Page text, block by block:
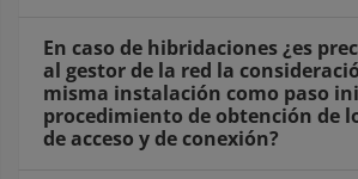
En caso de hibridaciones ¿es
al gestor de la red la
misma instalación como paso
procedimiento de obtención de
de acceso y de conexión?